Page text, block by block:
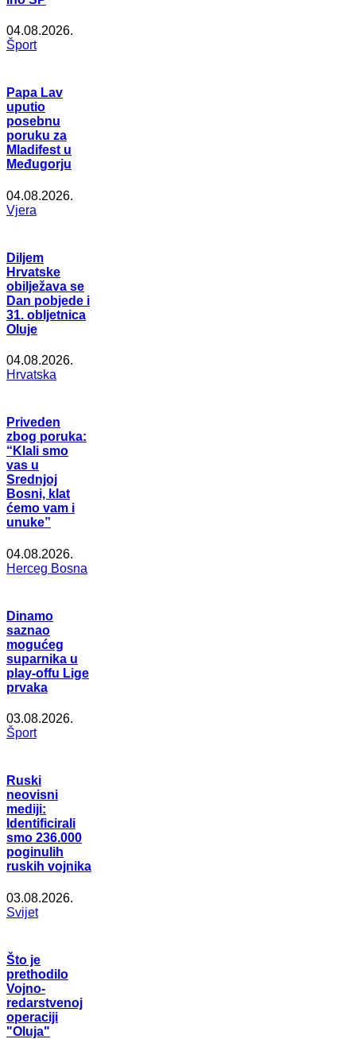
04.08.2026.
Šport
Papa Lav
uputio
posebnu
poruku za
Mladifest u
Međugorju
04.08.2026.
Vjera
Diljem
Hrvatske
obilježava se
Dan pobjede i
31. obljetnica
Oluje
04.08.2026.
Hrvatska
Priveden
zbog poruka:
“Klali smo
vas u
Srednjoj
Bosni, klat
ćemo vam i
unuke”
04.08.2026.
Herceg Bosna
Dinamo
saznao
mogućeg
suparnika u
play-offu Lige
prvaka
03.08.2026.
Šport
Ruski
neovisni
mediji:
Identificirali
smo 236.000
poginulih
ruskih vojnika
03.08.2026.
Svijet
Što je
prethodilo
Vojno-
redarstvenoj
operaciji
"Oluja"